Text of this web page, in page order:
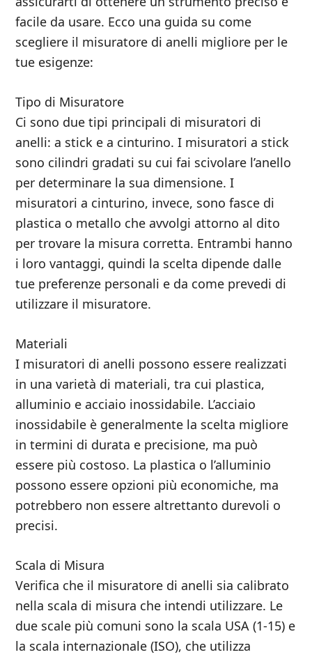
facile da usare. Ecco una guida su come
scegliere il misuratore di anelli migliore per le
tue esigenze:
Tipo di Misuratore
Ci sono due tipi principali di misuratori di
anelli: a stick e a cinturino. I misuratori a stick
sono cilindri gradati su cui fai scivolare l’anello
per determinare la sua dimensione. I
misuratori a cinturino, invece, sono fasce di
plastica o metallo che avvolgi attorno al dito
per trovare la misura corretta. Entrambi hanno
i loro vantaggi, quindi la scelta dipende dalle
tue preferenze personali e da come prevedi di
utilizzare il misuratore.
Materiali
I misuratori di anelli possono essere realizzati
in una varietà di materiali, tra cui plastica,
alluminio e acciaio inossidabile. L’acciaio
inossidabile è generalmente la scelta migliore
in termini di durata e precisione, ma può
essere più costoso. La plastica o l’alluminio
possono essere opzioni più economiche, ma
potrebbero non essere altrettanto durevoli o
precisi.
Scala di Misura
Verifica che il misuratore di anelli sia calibrato
nella scala di misura che intendi utilizzare. Le
due scale più comuni sono la scala USA (1-15) e
la scala internazionale (ISO), che utilizza